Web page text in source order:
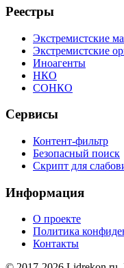
Реестры
Экстремистские
Экстремистские
Иноагенты
НКО
СОНКО
Сервисы
Контент-фильтр
Безопасный поиск
Скрипт для
Информация
О проекте
Политика
Контакты